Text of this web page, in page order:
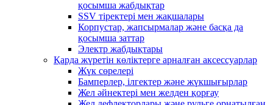
қосымша жабдықтар
SSV тіректері мен жақшалары
Корпустар, жапсырмалар және басқа да
қосымша заттар
Электр жабдықтары
Қарда жүретін көліктерге арналған аксессуарлар
Жүк сөрелері
Бамперлер, ілгектер және жүкшығырлар
Жел әйнектері мен желден қорғау